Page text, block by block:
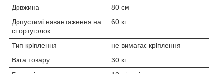
Довжина
80 см
Допустимі навантаження на
спортуголок
60 кг
Тип кріплення
не вимагає кріплення
Вага товару
30 кг